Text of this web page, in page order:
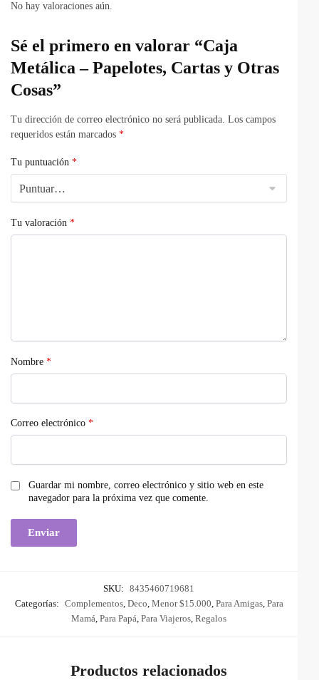
No hay valoraciones aún.
Sé el primero en valorar “Caja
Metálica – Papelotes, Cartas y Otras
Cosas”
Tu dirección de correo electrónico no será publicada. Los campos
requeridos están marcados *
Tu puntuación *
Tu valoración *
Nombre *
Correo electrónico *
Guardar mi nombre, correo electrónico y sitio web en este
navegador para la próxima vez que comente.
SKU: 8435460719681
Categorías: Complementos, Deco, Menor $15.000, Para Amigas, Para
Mamá, Para Papá, Para Viajeros, Regalos
Productos relacionados